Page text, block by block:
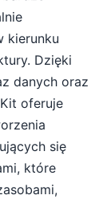
kierunku
Dzięki
danych oraz
oferuje
się
które